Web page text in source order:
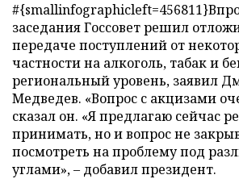
заседания Госсовет решил
передаче поступлений от
частности на алкоголь, табак и
региональный уровень, заявил
Медведев. «Вопрос с акцизами
сказал он. «Я предлагаю сейчас
принимать, но и вопрос не
посмотреть на проблему под
углами», – добавил президент.